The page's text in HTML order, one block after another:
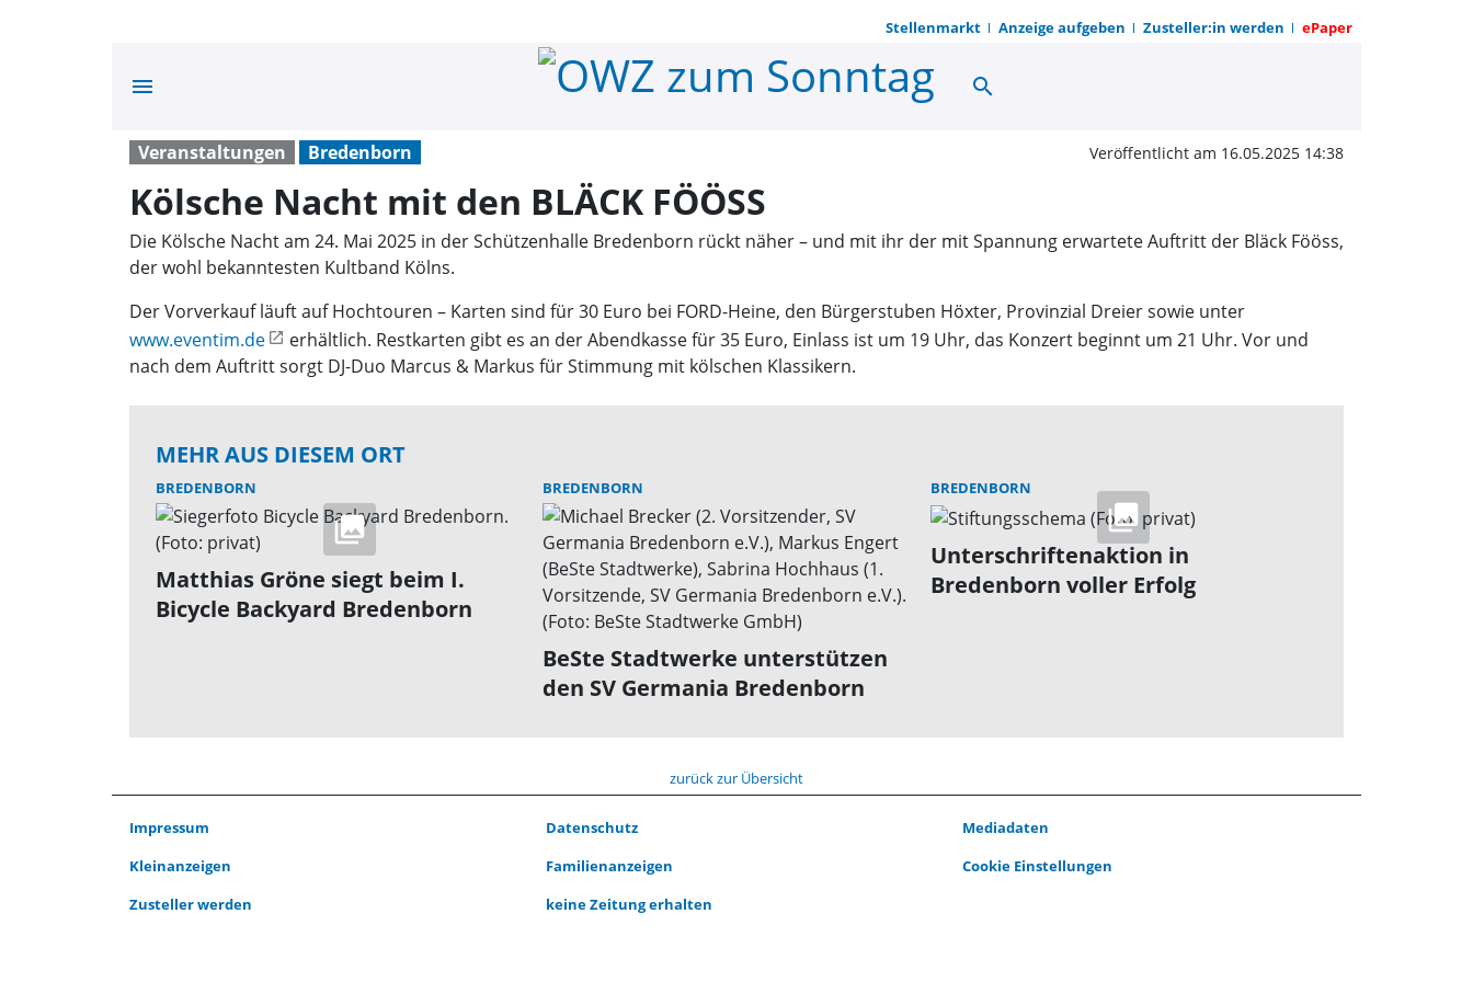
Stellenmarkt Anzeige aufgeben Zusteller:in werden ePaper
menu Kölsche Nacht mit den BLÄCK
search
Veranstaltungen Bredenborn Veröffentlicht am 16.05.2025 14:38
Kölsche Nacht mit den BLÄCK FÖÖSS
Die Kölsche Nacht am 24. Mai 2025 in der Schützenhalle Bredenborn rückt näher – und mit ihr der mit Spannung erwartete Auftritt der Bläck Fööss,
der wohl bekanntesten Kultband Kölns.
Der Vorverkauf läuft auf Hochtouren – Karten sind für 30 Euro bei FORD-Heine, den Bürgerstuben Höxter, Provinzial Dreier sowie unter
www.eventim.de
erhältlich. Restkarten gibt es an der Abendkasse für 35 Euro, Einlass ist um 19 Uhr, das Konzert beginnt um 21 Uhr. Vor und
nach dem Auftritt sorgt DJ-Duo Marcus & Markus für Stimmung mit kölschen Klassikern.
MEHR AUS DIESEM ORT
BREDENBORN
Matthias Gröne siegt beim I.
Bicycle Backyard Bredenborn
BREDENBORN
BeSte Stadtwerke unterstützen
den SV Germania Bredenborn
BREDENBORN
Unterschriftenaktion in
Bredenborn voller Erfolg
zurück zur Übersicht
Impressum Datenschutz
Mediadaten
Kleinanzeigen
Familienanzeigen
Cookie Einstellungen
Zusteller werden
keine Zeitung erhalten